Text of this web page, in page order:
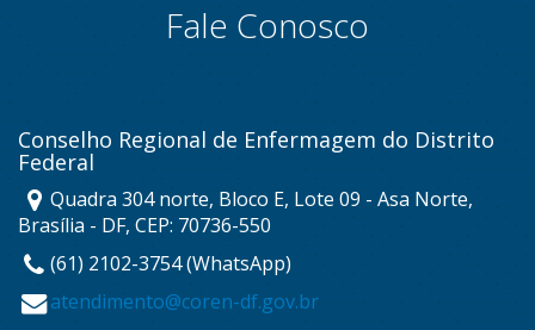
Fale Conosco
Conselho Regional de Enfermagem do Distrito
Federal
Quadra 304 norte, Bloco E, Lote 09 - Asa Norte,
Brasília - DF, CEP: 70736-550
(61) 2102-3754 (WhatsApp)
atendimento@coren-df.gov.br